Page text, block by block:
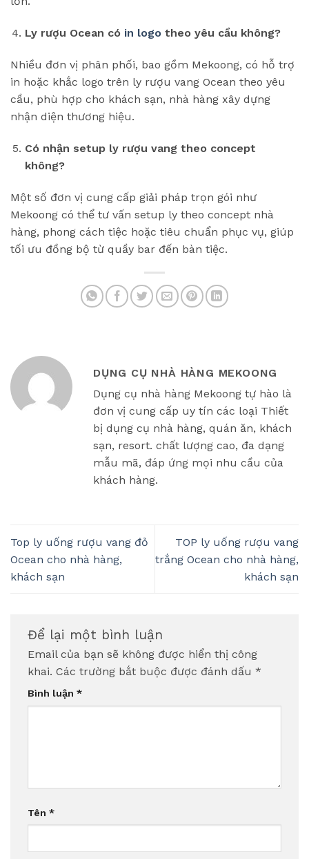
Ly rượu Ocean có in logotheo yêu cầu không?
Nhiều đơn vị phân phối, bao gồm Mekoong, có hỗ trợ
in hoặc khắc logo trên ly rượu vang Ocean theo yêu
cầu, phù hợp cho khách sạn, nhà hàng xây dựng
nhận diện thương hiệu.
Có nhận setup ly rượu vang theo concept
không?
Một số đơn vị cung cấp giải pháp trọn gói như
Mekoong có thể tư vấn setup ly theo concept nhà
hàng, phong cách tiệc hoặc tiêu chuẩn phục vụ, giúp
tối ưu đồng bộ từ quầy bar đến bàn tiệc.
DỤNG CỤ NHÀ HÀNG MEKOONG
Dụng cụ nhà hàng Mekoong tự hào là
đơn vị cung cấp uy tín các loại Thiết
bị dụng cụ nhà hàng, quán ăn, khách
sạn, resort. chất lượng cao, đa dạng
mẫu mã, đáp ứng mọi nhu cầu của
khách hàng.
Top ly uống rượu vang đỏ
Ocean cho nhà hàng,
khách sạn
TOP ly uống rượu vang
trắng Ocean cho nhà hàng,
khách sạn
Để lại một bình luận
Email của bạn sẽ không được hiển thị công
khai. Các trường bắt buộc được đánh dấu *
Bình luận *
Tên *